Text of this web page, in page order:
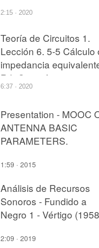
2:15 · 2020
Teoría de Circuitos 1.
Lección 6. 5-5 Cálculo
impedancia
R,L,C con fuentes
independientes
6:37 · 2020
Presentation - MOOC
ANTENNA BASIC
PARAMETERS.
1:59 · 2015
Análisis de Recursos
Sonoros - Fundido a
Negro 1 - Vértigo
2:09 · 2019